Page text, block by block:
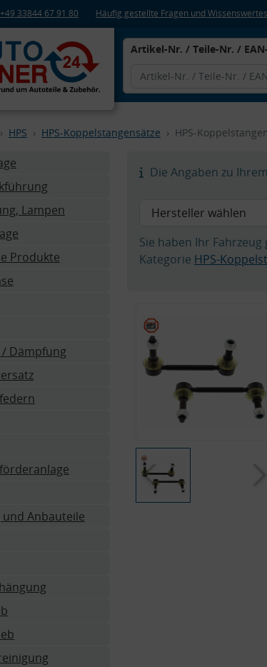
33844 67 91 80 Häufig gestellte Fragen und
Artikel-Nr. / Teile-Nr. /
HPS HPS-Koppelstangensätze HPS-
Lampen
Produkte
Dämpfung
Anbauteile
Die Angaben zu
Sie haben Ihr
Kategorie HPS-